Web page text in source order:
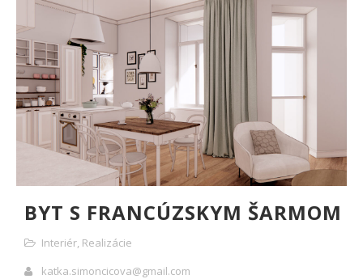
BYT S FRANCÚZSKYM ŠARMOM
Interiér, Realizácie
katka.simoncicova@gmail.com